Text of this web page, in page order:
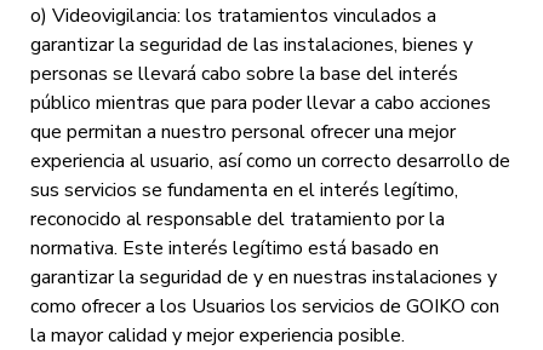
o) Videovigilancia: los tratamientos vinculados a
garantizar la seguridad de las instalaciones, bienes y
personas se llevará cabo sobre la base del interés
público mientras que para poder llevar a cabo acciones
que permitan a nuestro personal ofrecer una mejor
experiencia al usuario, así como un correcto desarrollo de
sus servicios se fundamenta en el interés legítimo,
reconocido al responsable del tratamiento por la
normativa. Este interés legítimo está basado en
garantizar la seguridad de y en nuestras instalaciones y
como ofrecer a los Usuarios los servicios de GOIKO con
la mayor calidad y mejor experiencia posible.